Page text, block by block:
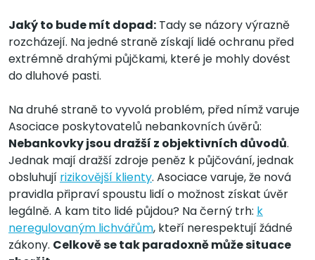
Jaký to bude mít dopad: Tady se názory výrazně
rozcházejí. Na jedné straně získají lidé ochranu před
extrémně drahými půjčkami, které je mohly dovést
do dluhové pasti.
Na druhé straně to vyvolá problém, před nímž varuje
Asociace poskytovatelů nebankovních úvěrů:
Nebankovky jsou dražší z objektivních důvodů.
Jednak mají dražší zdroje peněz k půjčování, jednak
obsluhují rizikovější klienty. Asociace varuje, že nová
pravidla připraví spoustu lidí o možnost získat úvěr
legálně. A kam tito lidé půjdou? Na černý trh: k
neregulovaným lichvářům, kteří nerespektují žádné
zákony. Celkově se tak paradoxně může situace